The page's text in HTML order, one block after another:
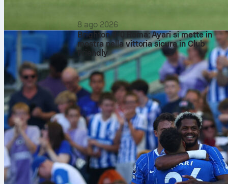
8 ago 2026
Brighton 3-0 Roma: Ayari si mette in
mostra nella vittoria sicura in Club
Friendly